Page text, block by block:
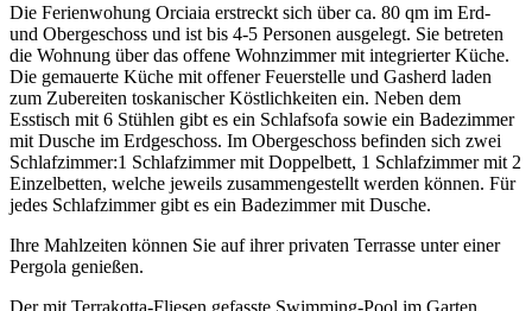
Die Ferienwohung Orciaia erstreckt sich über ca. 80 qm im Erd-
und Obergeschoss und ist bis 4-5 Personen ausgelegt. Sie betreten
die Wohnung über das offene Wohnzimmer mit integrierter Küche.
Die gemauerte Küche mit offener Feuerstelle und Gasherd laden
zum Zubereiten toskanischer Köstlichkeiten ein. Neben dem
Esstisch mit 6 Stühlen gibt es ein Schlafsofa sowie ein Badezimmer
mit Dusche im Erdgeschoss. Im Obergeschoss befinden sich zwei
Schlafzimmer:1 Schlafzimmer mit Doppelbett, 1 Schlafzimmer mit 2
Einzelbetten, welche jeweils zusammengestellt werden können. Für
jedes Schlafzimmer gibt es ein Badezimmer mit Dusche.
Ihre Mahlzeiten können Sie auf ihrer privaten Terrasse unter einer
Pergola genießen.
Der mit Terrakotta-Fliesen gefasste Swimming-Pool im Garten